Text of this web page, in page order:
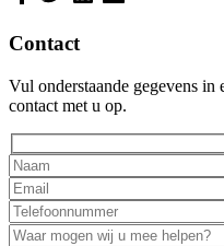
Contact
Vul onderstaande gegevens
contact met u op.